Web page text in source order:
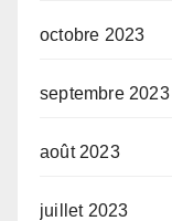
octobre 2023
septembre 2023
août 2023
juillet 2023